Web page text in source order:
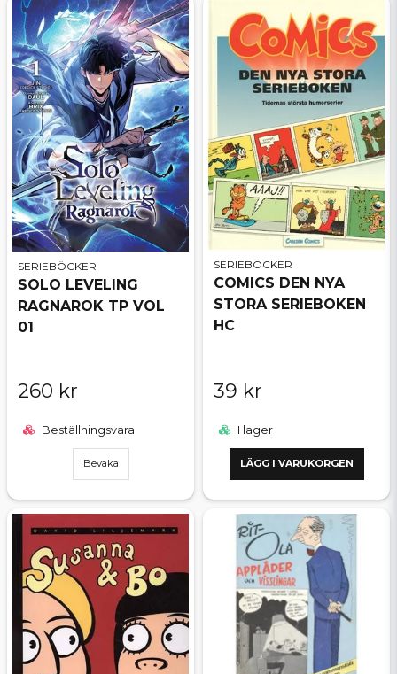
SERIEBÖCKER
SOLO LEVELING
RAGNAROK TP VOL
01
260 kr
Beställningsvara
Bevaka
SERIEBÖCKER
COMICS DEN NYA
STORA SERIEBOKEN
HC
39 kr
I lager
LÄGG I VARUKORGEN